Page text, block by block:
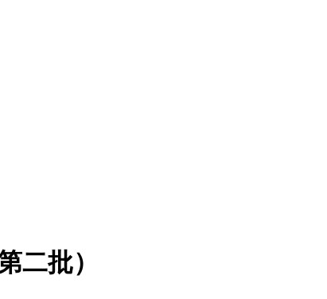
二批）